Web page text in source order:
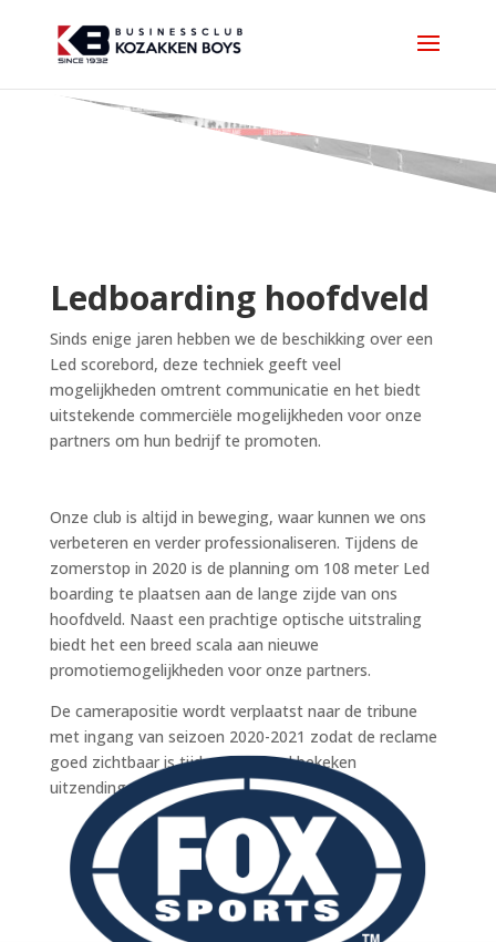
Ledboarding hoofdveld
Sinds enige jaren hebben we de beschikking over een
Led scorebord, deze techniek geeft veel
mogelijkheden omtrent communicatie en het biedt
uitstekende commerciële mogelijkheden voor onze
partners om hun bedrijf te promoten.
Onze club is altijd in beweging, waar kunnen we ons
verbeteren en verder professionaliseren. Tijdens de
zomerstop in 2020 is de planning om 108 meter Led
boarding te plaatsen aan de lange zijde van ons
hoofdveld. Naast een prachtige optische uitstraling
biedt het een breed scala aan nieuwe
promotiemogelijkheden voor onze partners.
De camerapositie wordt verplaatst naar de tribune
met ingang van seizoen 2020-2021 zodat de reclame
goed zichtbaar is tijdens de goed bekeken
uitzendingen van Fox Sports en KB TV.